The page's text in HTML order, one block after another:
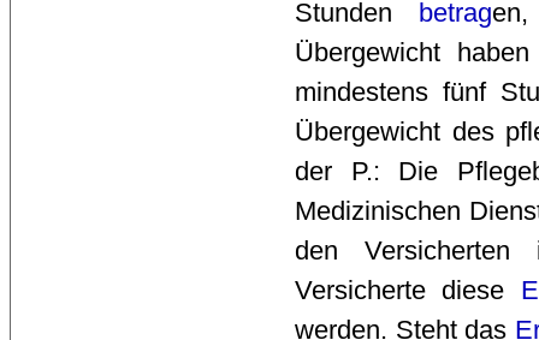
Stunden betrag
Übergewicht
mindestens fünf
Übergewicht des
der P.: Die
Medizinischen
den Versicherten
Versicherte diese
werden. Steht das